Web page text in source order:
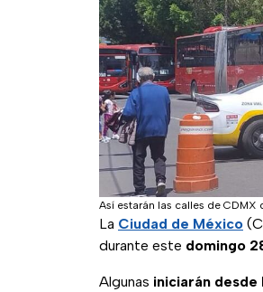
Así estarán las calles de
La Ciudad de México
durante este domingo
Algunas iniciarán desde